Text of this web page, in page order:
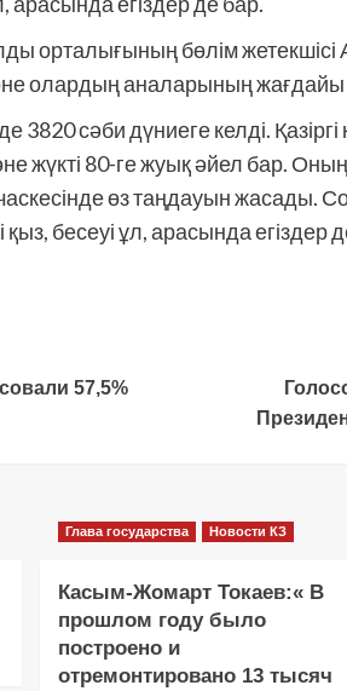
орталығының бөлім
олардың аналарының
3820 сәби дүниеге келді.
жүкті 80-ге жуық әйел бар.
өз таңдауын жасады.
қыз, бесеуі ұл, арасында егіздер
57,5%
Глава государства Новости КЗ
Касым-Жомарт Токаев:« В
прошлом году было
построено и
отремонтировано 13 тысяч